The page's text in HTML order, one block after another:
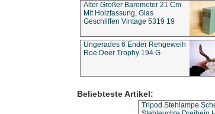
Alter Großer Barometer 21 Cm
Mit Holzfassung, Glas
Geschliffen Vintage 5319 19
Ungerades 6 Ender Rehgeweih
Roe Deer Trophy 194 G
Beliebteste Artikel:
Tripod Stehlampe